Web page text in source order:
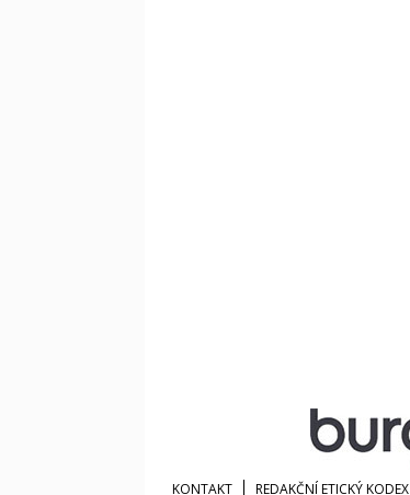
KONTAKT REDAKČNÍ ETICKÝ KODEX